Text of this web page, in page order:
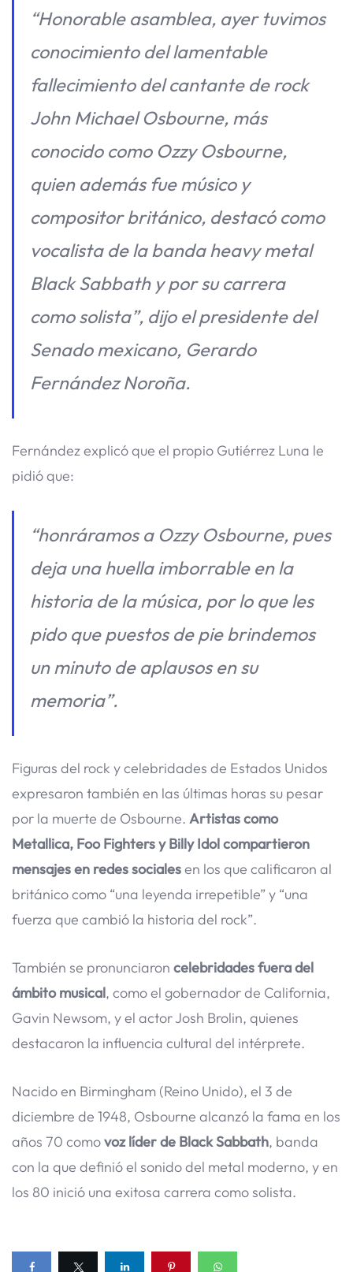
“Honorable asamblea, ayer tuvimos
conocimiento del lamentable
fallecimiento del cantante de rock
John Michael Osbourne, más
conocido como Ozzy Osbourne,
quien además fue músico y
compositor británico, destacó como
vocalista de la banda heavy metal
Black Sabbath y por su carrera
como solista”, dijo el presidente del
Senado mexicano, Gerardo
Fernández Noroña.
Fernández explicó que el propio Gutiérrez Luna le
pidió que:
“honráramos a Ozzy Osbourne, pues
deja una huella imborrable en la
historia de la música, por lo que les
pido que puestos de pie brindemos
un minuto de aplausos en su
memoria”.
Figuras del rock y celebridades de Estados Unidos
expresaron también en las últimas horas su pesar
por la muerte de Osbourne. Artistas como
Metallica, Foo Fighters y Billy Idol compartieron
mensajes en redes socialesen los que calificaron al
británico como “una leyenda irrepetible” y “una
fuerza que cambió la historia del rock”.
También se pronunciaron celebridades fuera del
ámbito musical, como el gobernador de California,
Gavin Newsom, y el actor Josh Brolin, quienes
destacaron la influencia cultural del intérprete.
Nacido en Birmingham (Reino Unido), el 3 de
diciembre de 1948, Osbourne alcanzó la fama en los
años 70 comovoz líder de Black Sabbath, banda
con la que definió el sonido del metal moderno, y en
los 80 inició una exitosa carrera como solista.